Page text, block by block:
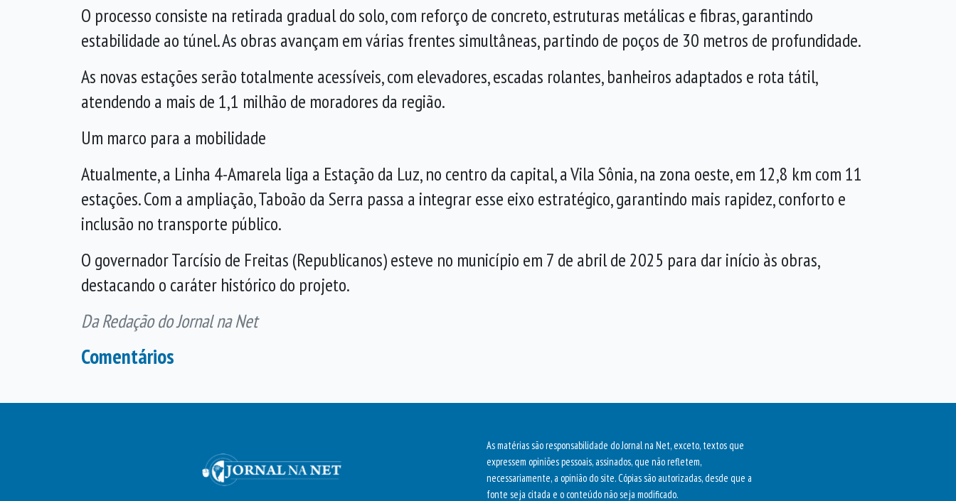
O processo consiste na retirada gradual do solo, com reforço de concreto, estruturas metálicas e fibras, garantindo
estabilidade ao túnel. As obras avançam em várias frentes simultâneas, partindo de poços de 30 metros de profundidade.
As novas estações serão totalmente acessíveis, com elevadores, escadas rolantes, banheiros adaptados e rota tátil,
atendendo a mais de 1,1 milhão de moradores da região.
Um marco para a mobilidade
Atualmente, a Linha 4-Amarela liga a Estação da Luz, no centro da capital, a Vila Sônia, na zona oeste, em 12,8 km com 11
estações. Com a ampliação, Taboão da Serra passa a integrar esse eixo estratégico, garantindo mais rapidez, conforto e
inclusão no transporte público.
O governador Tarcísio de Freitas (Republicanos) esteve no município em 7 de abril de 2025 para dar início às obras,
destacando o caráter histórico do projeto.
Da Redação do Jornal na Net
Comentários
As matérias são responsabilidade do Jornal na Net, exceto, textos que
expressem opiniões pessoais, assinados, que não refletem,
necessariamente, a opinião do site. Cópias são autorizadas, desde que a
fonte seja citada e o conteúdo não seja modificado.